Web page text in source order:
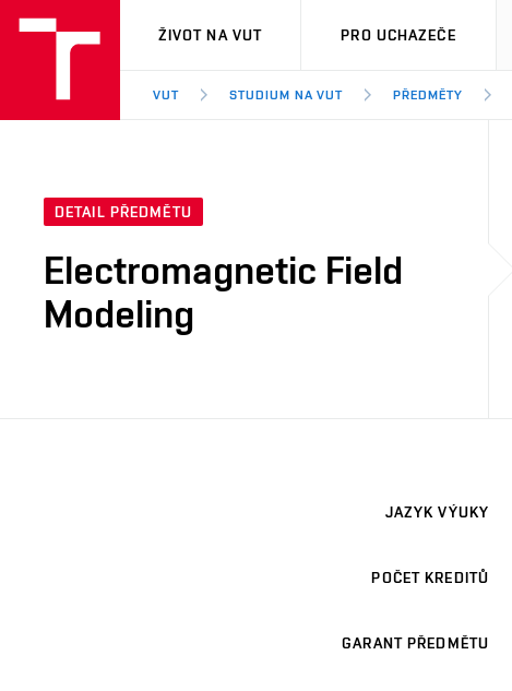
VUT
ŽIVOT NA VUT PRO UCHAZEČE
VUT STUDIUM NA VUT PŘEDMĚTY
DETAIL PŘEDMĚTU
Electromagnetic Field
Modeling
JAZYK VÝUKY
POČET KREDITŮ
GARANT PŘEDMĚTU